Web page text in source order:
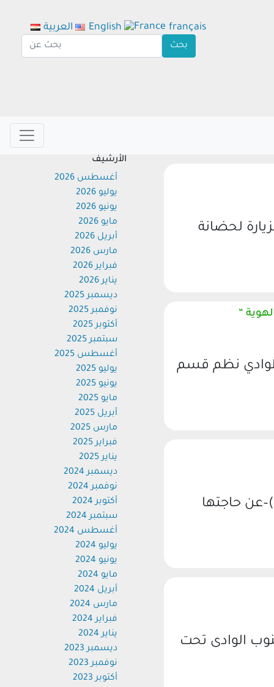
لحضانة
“
نظم قسم
حاجتها
الوادى تحت
الأرشيف
أغسطس 2026
يوليو 2026
يونيو 2026
مايو 2026
أبريل 2026
مارس 2026
فبراير 2026
يناير 2026
ديسمبر 2025
نوفمبر 2025
أكتوبر 2025
سبتمبر 2025
أغسطس 2025
يوليو 2025
يونيو 2025
مايو 2025
أبريل 2025
مارس 2025
فبراير 2025
يناير 2025
ديسمبر 2024
نوفمبر 2024
أكتوبر 2024
سبتمبر 2024
أغسطس 2024
يوليو 2024
يونيو 2024
مايو 2024
أبريل 2024
مارس 2024
فبراير 2024
يناير 2024
ديسمبر 2023
نوفمبر 2023
أكتوبر 2023
العربية English français